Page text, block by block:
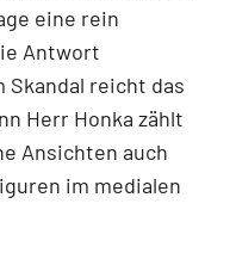
eine rein
Antwort
Skandal reicht das
Herr Honka zählt
Ansichten auch
im medialen